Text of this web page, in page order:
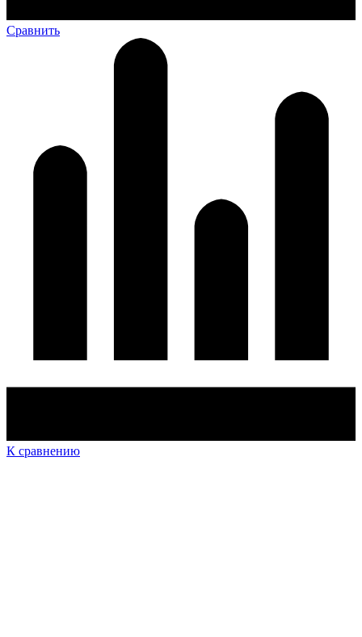
Сравнить
К сравнению